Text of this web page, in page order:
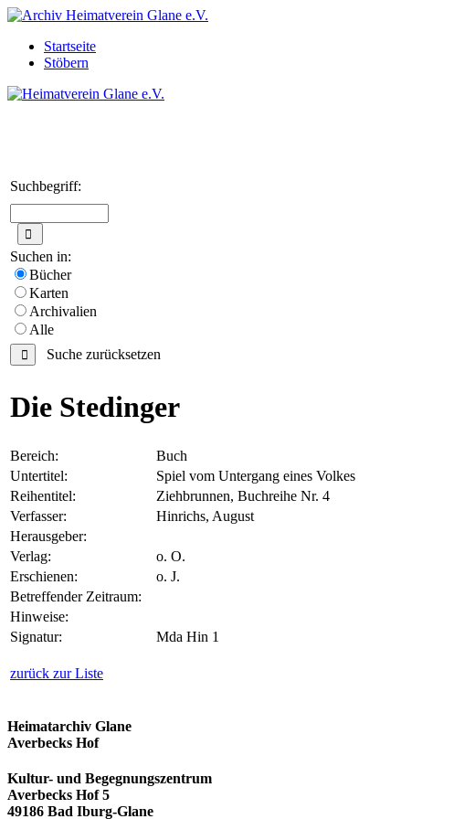
Startseite
Stöbern
Suchbegriff:
Suchen in:
Bücher
Karten
Archivalien
Alle
Suche zurücksetzen
Die Stedinger
Bereich:
Buch
Untertitel:
Spiel vom Untergang eines Volkes
Reihentitel:
Ziehbrunnen, Buchreihe Nr. 4
Verfasser:
Hinrichs, August
Herausgeber:
Verlag:
o. O.
Erschienen:
o. J.
Betreffender Zeitraum:
Hinweise:
Signatur:
Mda Hin 1
zurück zur Liste
Heimatarchiv Glane
Averbecks Hof
Kultur- und Begegnungszentrum
Averbecks Hof 5
49186 Bad Iburg-Glane